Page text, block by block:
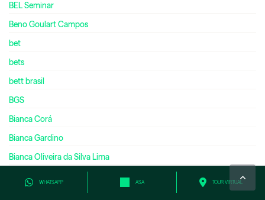
WHATSAPP ASA TOUR VIRTUAL
BEL Seminar
Beno Goulart Campos
bet
bets
bett brasil
BGS
Bianca Corá
Bianca Gardino
Bianca Oliveira da Silva Lima